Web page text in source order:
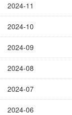
2024-11
2024-10
2024-09
2024-08
2024-07
2024-06